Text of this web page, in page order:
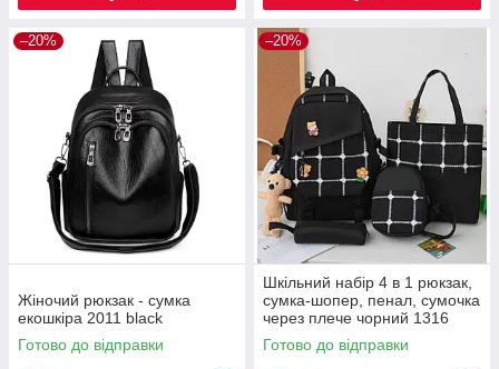
–20%
Жіночий рюкзак - сумка
екошкіра 2011 black
Готово до відправки
–20%
Шкільний набір 4 в 1 рюкзак,
сумка-шопер, пенал, сумочка
через плече чорний 1316
Готово до відправки